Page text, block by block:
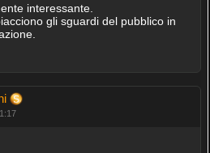
interessante.
gli sguardi del pubblico in